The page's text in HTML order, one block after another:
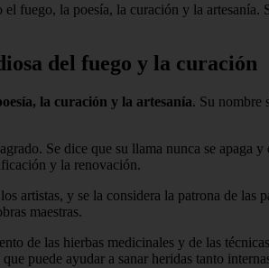
fuego, la poesía, la curación y la
del fuego y la curación
la curación y la artesanía. Su nombre
Se dice que su llama nunca se
y la renovación.
artistas, y se la considera la patrona de
maestras.
de las hierbas medicinales y de las
puede ayudar a sanar heridas tanto